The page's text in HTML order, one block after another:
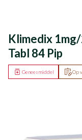
Klimedix
Tabl 84 Pip
Op
Geneesmiddel